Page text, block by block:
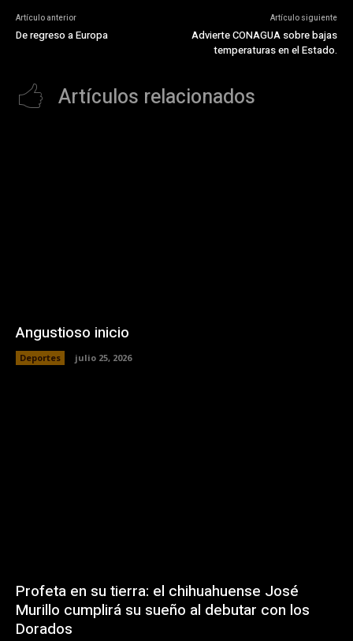
Artículo anterior
De regreso a Europa
Artículo siguiente
Advierte CONAGUA sobre bajas
temperaturas en el Estado.
Artículos relacionados
Angustioso inicio
Deportes julio 25, 2026
Profeta en su tierra: el chihuahuense José
Murillo cumplirá su sueño al debutar con los
Dorados